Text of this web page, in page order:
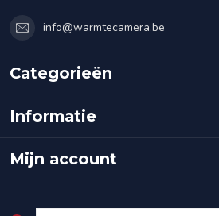
info@warmtecamera.be
Categorieën
Informatie
Mijn account